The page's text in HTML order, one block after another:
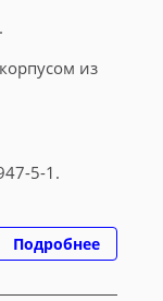
из
5-1.
Подробнее